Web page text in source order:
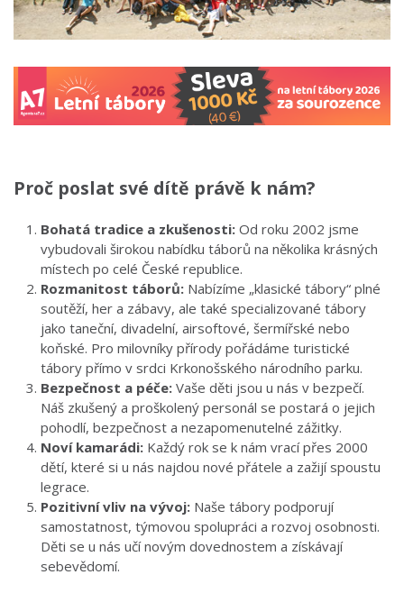
Proč poslat své dítě právě k nám?
Bohatá tradice a zkušenosti: Od roku 2002 jsme
vybudovali širokou nabídku táborů na několika krásných
místech po celé České republice.
Rozmanitost táborů: Nabízíme „klasické tábory“ plné
soutěží, her a zábavy, ale také specializované tábory
jako taneční, divadelní, airsoftové, šermířské nebo
koňské. Pro milovníky přírody pořádáme turistické
tábory přímo v srdci Krkonošského národního parku.
Bezpečnost a péče: Vaše děti jsou u nás v bezpečí.
Náš zkušený a proškolený personál se postará o jejich
pohodlí, bezpečnost a nezapomenutelné zážitky.
Noví kamarádi: Každý rok se k nám vrací přes 2000
dětí, které si u nás najdou nové přátele a zažijí spoustu
legrace.
Pozitivní vliv na vývoj: Naše tábory podporují
samostatnost, týmovou spolupráci a rozvoj osobnosti.
Děti se u nás učí novým dovednostem a získávají
sebevědomí.